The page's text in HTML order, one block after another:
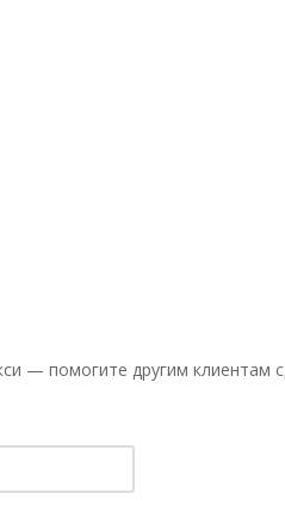
— помогите другим клиентам